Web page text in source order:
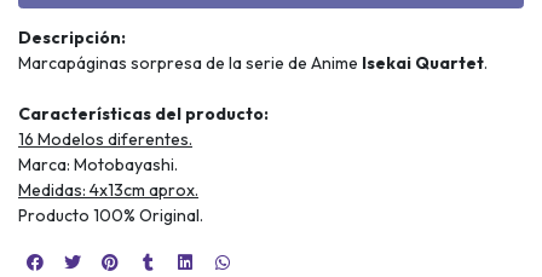
Descripción:
Marcapáginas sorpresa de la serie de Anime Isekai Quartet.
Características del producto:
16 Modelos diferentes.
Marca: Motobayashi.
Medidas: 4x13cm aprox.
Producto 100% Original.